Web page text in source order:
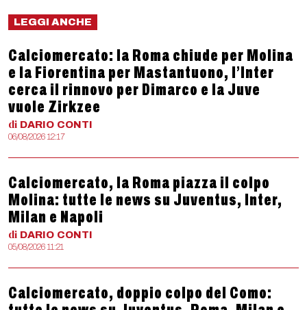
LEGGI ANCHE
Calciomercato: la Roma chiude per Molina
e la Fiorentina per Mastantuono, l’Inter
cerca il rinnovo per Dimarco e la Juve
vuole Zirkzee
di DARIO CONTI
06/08/2026 12:17
Calciomercato, la Roma piazza il colpo
Molina: tutte le news su Juventus, Inter,
Milan e Napoli
di DARIO CONTI
05/08/2026 11:21
Calciomercato, doppio colpo del Como: